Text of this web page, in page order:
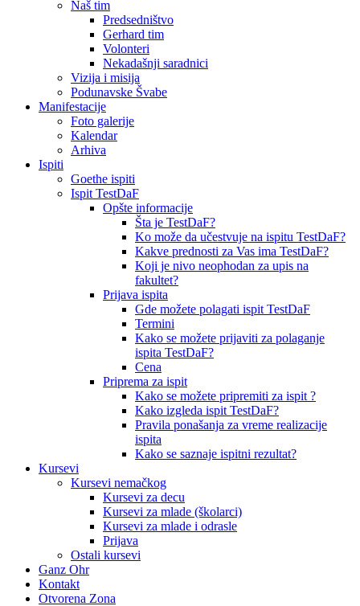
Naš tim
Predsedništvo
Gerhard tim
Volonteri
Nekadašnji saradnici
Vizija i misija
Podunavske Švabe
Manifestacije
Foto galerije
Kalendar
Arhiva
Ispiti
Goethe ispiti
Ispit TestDaF
Opšte informacije
Šta je TestDaF?
Ko može da učestvuje na ispitu TestDaF?
Kakve prednosti za Vas ima TestDaF?
Koji je nivo neophodan za upis na
fakultet?
Prijava ispita
Gde možete polagati ispit TestDaF
Termini
Kako se možete prijaviti za polaganje
ispita TestDaF?
Cena
Priprema za ispit
Kako se možete pripremiti za ispit ?
Kako izgleda ispit TestDaF?
Pravila ponašanja za vreme realizacije
ispita
Kako se saznaje ispitni rezultat?
Kursevi
Kursevi nemačkog
Kursevi za decu
Kursevi za mlade (školarci)
Kursevi za mlade i odrasle
Prijava
Ostali kursevi
Ganz Ohr
Kontakt
Otvorena Zona